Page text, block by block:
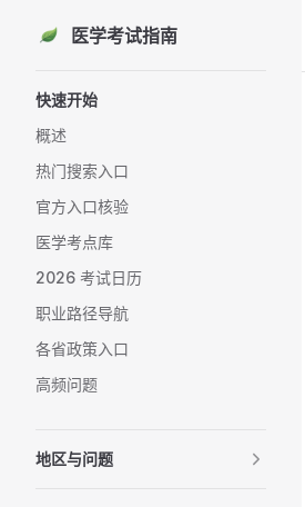
Skip to content
医学考试指南
快速开始
概述
热门搜索入口
官方入口核验
医学考点库
2026 考试日历
职业路径导航
各省政策入口
高频问题
地区与问题